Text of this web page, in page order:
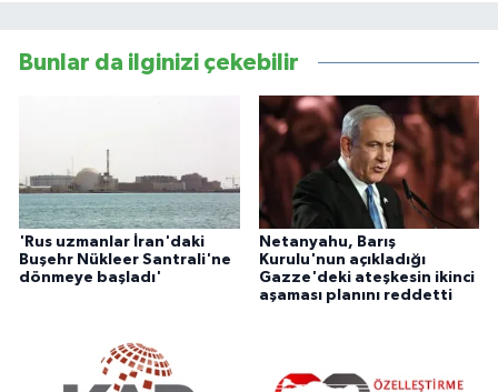
Bunlar da ilginizi çekebilir
'Rus uzmanlar İran'daki
Buşehr Nükleer Santrali'ne
dönmeye başladı'
Netanyahu, Barış
Kurulu'nun açıkladığı
Gazze'deki ateşkesin ikinci
aşaması planını reddetti